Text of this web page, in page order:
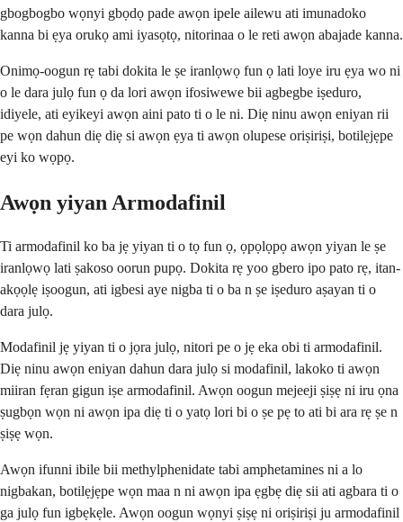
gbogbogbo wọnyi gbọdọ pade awọn ipele ailewu ati imunadoko
kanna bi ẹya orukọ ami iyasọtọ, nitorinaa o le reti awọn abajade kanna.
Onimọ-oogun rẹ tabi dokita le ṣe iranlọwọ fun ọ lati loye iru ẹya wo ni
o le dara julọ fun ọ da lori awọn ifosiwewe bii agbegbe iṣeduro,
idiyele, ati eyikeyi awọn aini pato ti o le ni. Diẹ ninu awọn eniyan rii
pe wọn dahun diẹ diẹ si awọn ẹya ti awọn olupese oriṣiriṣi, botilẹjẹpe
eyi ko wọpọ.
Awọn yiyan Armodafinil
Ti armodafinil ko ba jẹ yiyan ti o tọ fun ọ, ọpọlọpọ awọn yiyan le ṣe
iranlọwọ lati ṣakoso oorun pupọ. Dokita rẹ yoo gbero ipo pato rẹ, itan-
akọọlẹ iṣoogun, ati igbesi aye nigba ti o ba n ṣe iṣeduro aṣayan ti o
dara julọ.
Modafinil jẹ yiyan ti o jọra julọ, nitori pe o jẹ eka obi ti armodafinil.
Diẹ ninu awọn eniyan dahun dara julọ si modafinil, lakoko ti awọn
miiran fẹran gigun iṣe armodafinil. Awọn oogun mejeeji ṣiṣẹ ni iru ọna
ṣugbọn wọn ni awọn ipa diẹ ti o yatọ lori bi o ṣe pẹ to ati bi ara rẹ ṣe n
ṣiṣẹ wọn.
Awọn ifunni ibile bii methylphenidate tabi amphetamines ni a lo
nigbakan, botilẹjẹpe wọn maa n ni awọn ipa ẹgbẹ diẹ sii ati agbara ti o
ga julọ fun igbẹkẹle. Awọn oogun wọnyi ṣiṣẹ ni oriṣiriṣi ju armodafinil